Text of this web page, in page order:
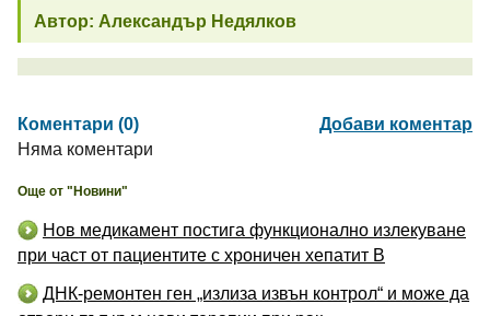
Автор: Александър Недялков
Коментари (0)
Добави коментар
Няма коментари
Още от "Новини"
Нов медикамент постига функционално излекуване
при част от пациентите с хроничен хепатит B
ДНК-ремонтен ген „излиза извън контрол“ и може да